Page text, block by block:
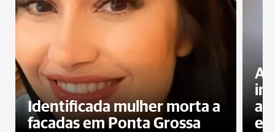
Identificada mulher morta a
facadas em Ponta Grossa